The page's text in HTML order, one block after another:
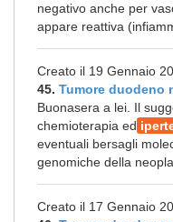
negativo anche per
appare reattiva
Creato il 19 Gennaio
45. Tumore duodeno
Buonasera a lei. Il
chemioterapia ed
eventuali bersagli
genomiche della
Creato il 17 Gennaio